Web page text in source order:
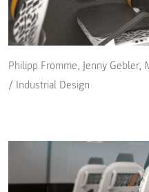
Philipp Fromme, Jenny Gebler,
/ Industrial Design